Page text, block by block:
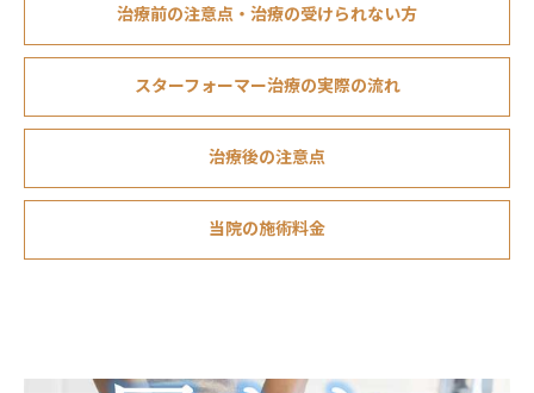
治療前の注意点・治療の受けられない⽅
スターフォーマー治療の実際の流れ
治療後の注意点
当院の施術料⾦